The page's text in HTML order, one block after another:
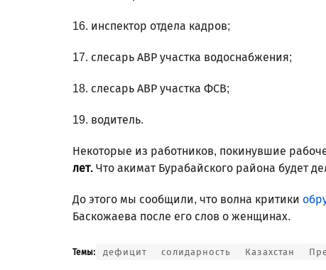
16. инспектор отдела кадров;
17. слесарь АВР участка водоснабжения;
18. слесарь АВР участка ФСВ;
19. водитель.
Некоторые из работников, покинувшие
лет. Что акимат Бурабайского района будет
До этого мы сообщили, что волна критики
Баскожаева после его слов о женщинах.
Темы: дефицит солидарность Казахстан